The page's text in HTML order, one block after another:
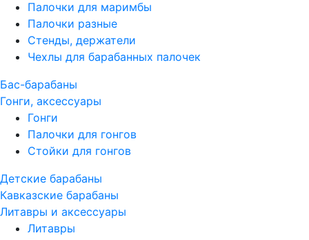
Палочки для маримбы
Палочки разные
Стенды, держатели
Чехлы для барабанных палочек
Бас-барабаны
Гонги, аксессуары
Гонги
Палочки для гонгов
Стойки для гонгов
Детские барабаны
Кавказские барабаны
Литавры и аксессуары
Литавры